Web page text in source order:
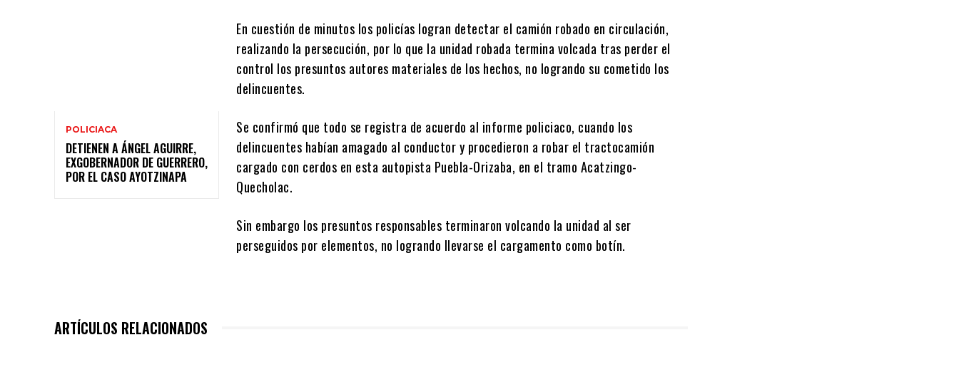
POLICIACA
DETIENEN A ÁNGEL AGUIRRE,
EXGOBERNADOR DE GUERRERO,
POR EL CASO AYOTZINAPA
En cuestión de minutos los policías logran detectar el camión robado en circulación,
realizando la persecución, por lo que la unidad robada termina volcada tras perder el
control los presuntos autores materiales de los hechos, no logrando su cometido los
delincuentes.
Se confirmó que todo se registra de acuerdo al informe policiaco, cuando los
delincuentes habían amagado al conductor y procedieron a robar el tractocamión
cargado con cerdos en esta autopista Puebla-Orizaba, en el tramo Acatzingo-
Quecholac.
Sin embargo los presuntos responsables terminaron volcando la unidad al ser
perseguidos por elementos, no logrando llevarse el cargamento como botín.
ARTÍCULOS RELACIONADOS